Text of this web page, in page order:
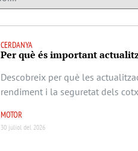
CERDANYA
Per què és important
Descobreix per què les
rendiment i la seguretat dels
MOTOR
30 juliol del 2026